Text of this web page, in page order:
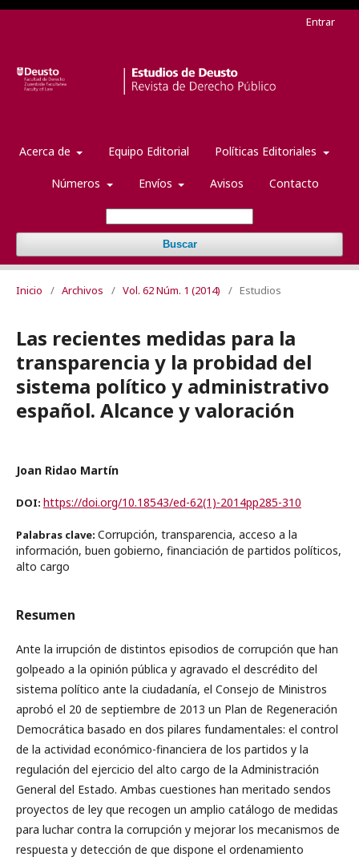
Acerca de Equipo Editorial Políticas Editoriales
Números Envíos Avisos Contacto
Buscar
Entrar
Inicio / Archivos / Vol. 62 Núm. 1 (2014) / Estudios
Las recientes medidas para la
transparencia y la probidad del
sistema político y administrativo
español. Alcance y valoración
Joan Ridao Martín
DOI: https://doi.org/10.18543/ed-62(1)-2014pp285-310
Palabras clave: Corrupción, transparencia, acceso a la
información, buen gobierno, financiación de partidos políticos,
alto cargo
Resumen
Ante la irrupción de distintos episodios de corrupción que han
golpeado a la opinión pública y agravado el descrédito del
sistema político ante la ciudadanía, el Consejo de Ministros
aprobó el 20 de septiembre de 2013 un Plan de Regeneración
Democrática basado en dos pilares fundamentales: el control
de la actividad económico-financiera de los partidos y la
regulación del ejercicio del alto cargo de la Administración
General del Estado. Ambas cuestiones han meritado sendos
proyectos de ley que recogen un amplio catálogo de medidas
para luchar contra la corrupción y mejorar los mecanismos de
respuesta y detección de que dispone el ordenamiento